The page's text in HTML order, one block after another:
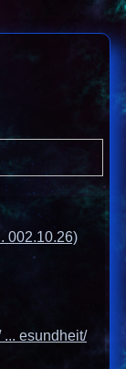
002.10.26)
esundheit/